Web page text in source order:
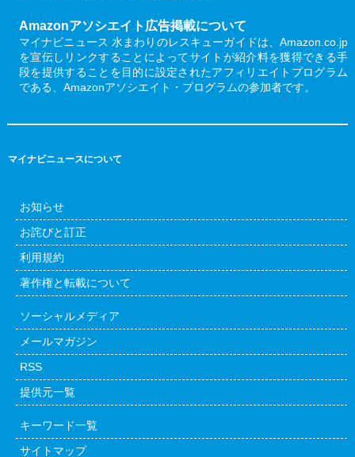
Amazonアソシエイト広告掲載について
マイナビニュース 水まわりのレスキューガイドは、Amazon.co.jp
を宣伝しリンクすることによってサイトが紹介料を獲得できる手
段を提供することを目的に設定されたアフィリエイトプログラム
である、Amazonアソシエイト・プログラムの参加者です。
マイナビニュースについて
お知らせ
お詫びと訂正
利用規約
著作権と転載について
ソーシャルメディア
メールマガジン
RSS
提供元一覧
キーワード一覧
サイトマップ